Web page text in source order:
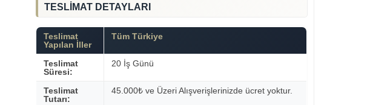
TESLİMAT DETAYLARI
Teslimat
Yapılan İller
Tüm Türkiye
Teslimat
Süresi:
20 İş Günü
Teslimat
Tutarı:
45.000₺ ve Üzeri Alışverişlerinizde ücret yoktur.